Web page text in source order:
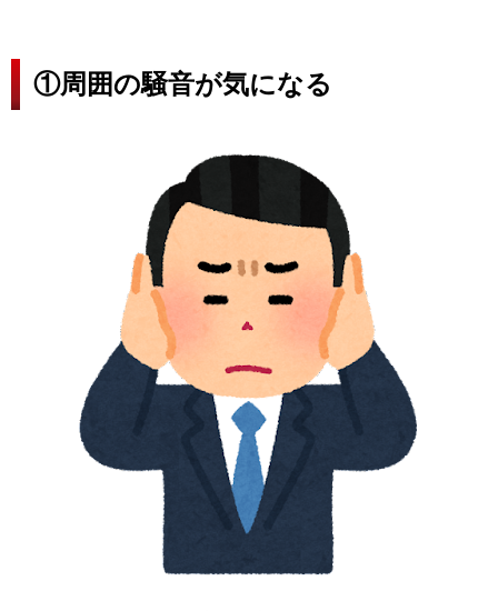
①周囲の騒音が気になる